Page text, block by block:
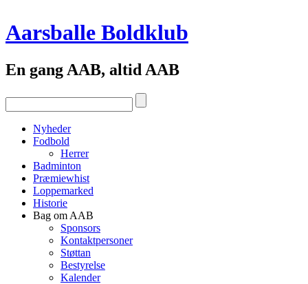
Aarsballe Boldklub
En gang AAB, altid AAB
Nyheder
Fodbold
Herrer
Badminton
Præmiewhist
Loppemarked
Historie
Bag om AAB
Sponsors
Kontaktpersoner
Støttan
Bestyrelse
Kalender